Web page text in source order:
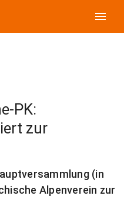
menu
PK:
zur
(in
Alpenverein zur